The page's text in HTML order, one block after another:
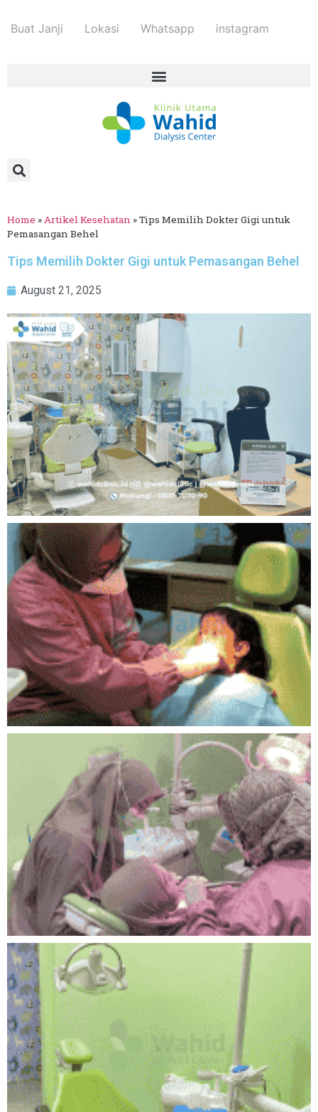
Buat Janji Lokasi Whatsapp instagram
Home »Artikel Kesehatan »Tips Memilih Dokter Gigi untuk
Pemasangan Behel
Tips Memilih Dokter Gigi untuk Pemasangan Behel
August 21, 2025